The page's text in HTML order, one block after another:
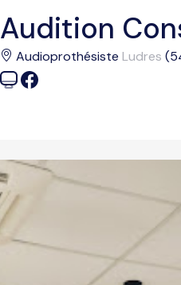
Audition
Audioprothésiste Ludres